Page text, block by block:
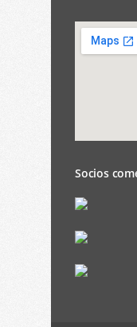
Socios